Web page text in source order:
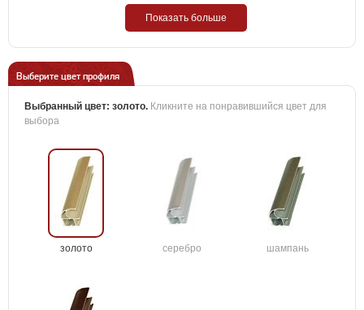
Показать больше
Выберите цвет профиля
Выбранный цвет: золото. Кликните на понравившийся цвет для
выбора
золото серебро шампань